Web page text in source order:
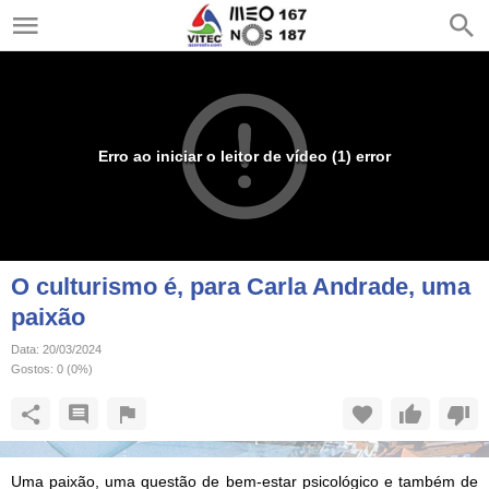
Erro ao iniciar o leitor de vídeo (1) error
O culturismo é, para Carla Andrade, uma
paixão
Data: 20/03/2024
Gostos: 0 (0%)
Uma paixão, uma questão de bem-estar psicológico e também de